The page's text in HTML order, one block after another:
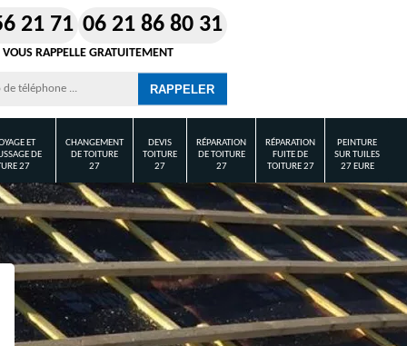
21 71 06 21 86 80 31
RAPPELLE GRATUITEMENT
ET
DE
27
CHANGEMENT
DE TOITURE
27
DEVIS
TOITURE
27
RÉPARATION
DE TOITURE
27
RÉPARATION
FUITE DE
TOITURE 27
PEINTURE
SUR TUILES
27 EURE